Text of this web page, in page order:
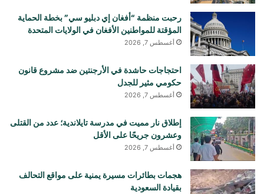
رحبت منظمة “أفغان إي دبليو سي” بخطة الحماية
المؤقتة للمواطنين الأفغان في الولايات المتحدة
أغسطس 7, 2026
احتجاجات حاشدة في الأرجنتين ضد مشروع قانون
حكومي مثير للجدل
أغسطس 7, 2026
إطلاق نار مميت في مدرسة تايلاندية؛ عدد من القتلى
وعشرون جريحًا على الأقل
أغسطس 7, 2026
هجمات بطائرات مسيرة يمنية على مواقع التحالف
بقيادة السعودية